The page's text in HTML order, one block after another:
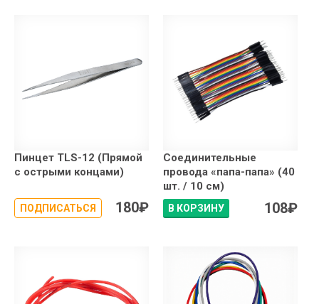
Пинцет TLS-12 (Прямой
с острыми концами)
ПОДПИСАТЬСЯ 180₽
Соединительные
провода «папа-папа» (40
шт. / 10 см)
В КОРЗИНУ 108₽